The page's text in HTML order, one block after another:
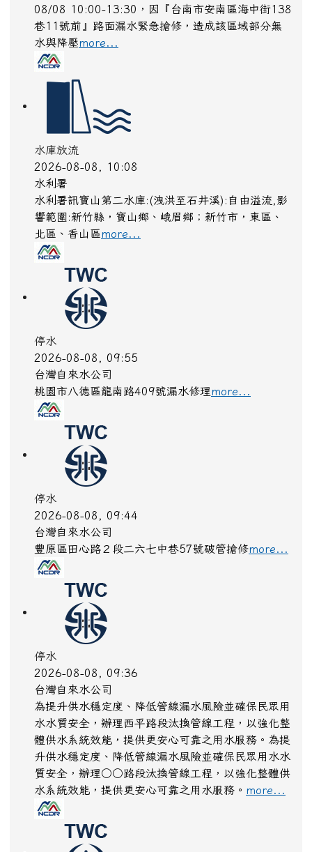
08/08 10:00-13:30，因『台南市安南區海中街138
巷11號前』路面漏水緊急搶修，造成該區域部分無
水與降壓more...
水庫放流
2026-08-08, 10:08
水利署
水利署訊寶山第二水庫:(洩洪至石井溪):自由溢流,影
響範圍:新竹縣，寶山鄉、峨眉鄉；新竹市，東區、
北區、香山區more...
停水
2026-08-08, 09:55
台灣自來水公司
桃園市八德區龍南路409號漏水修理more...
停水
2026-08-08, 09:44
台灣自來水公司
豐原區田心路２段二六七中巷57號破管搶修more...
停水
2026-08-08, 09:36
台灣自來水公司
為提升供水穩定度、降低管線漏水風險並確保民眾用
水水質安全，辦理西平路段汰換管線工程，以強化整
體供水系統效能，提供更安心可靠之用水服務。為提
升供水穩定度、降低管線漏水風險並確保民眾用水水
質安全，辦理○○路段汰換管線工程，以強化整體供
水系統效能，提供更安心可靠之用水服務。 more...